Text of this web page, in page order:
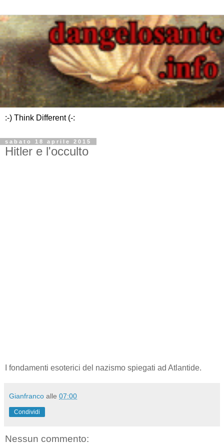
:-) Think Different (-:
sabato 18 aprile 2015
Hitler e l'occulto
I fondamenti esoterici del nazismo spiegati ad Atlantide.
Gianfranco alle 07:00
Condividi
Nessun commento: